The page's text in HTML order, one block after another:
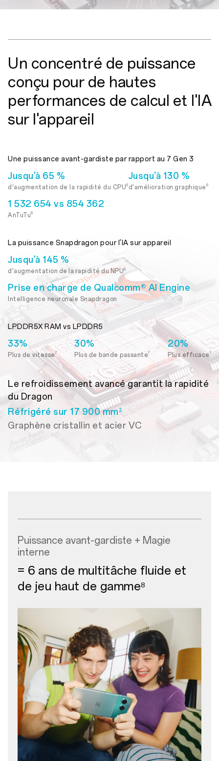
Un concentré de puissance
conçu pour de hautes
performances de calcul et l'IA
sur l'appareil
Une puissance avant-gardiste par rapport au 7 Gen 3
Jusqu'à 65 %
d'augmentation de la rapidité du CPU6
Jusqu'à 130 %
d'amélioration graphique 6
1 532 654 vs 854 362
AnTuTu6
La puissance Snapdragon pour l'IA sur appareil
Jusqu'à 145 %
d'augmentation de la rapidité du NPU6
Prise en charge de Qualcomm® AI Engine
Intelligence neuronale Snapdragon
LPDDR5X RAM vs LPDDR5
33%
Plus de vitesse 7
30%
Plus de bande passante7
20%
Plus efficace7
Le refroidissement avancé garantit la rapidité
du Dragon
Réfrigéré sur 17 900 mm 2
Graphène cristallin et acier VC
Puissance avant-gardiste + Magie
interne
= 6 ans de multitâche fluide et
de jeu haut de gamme8